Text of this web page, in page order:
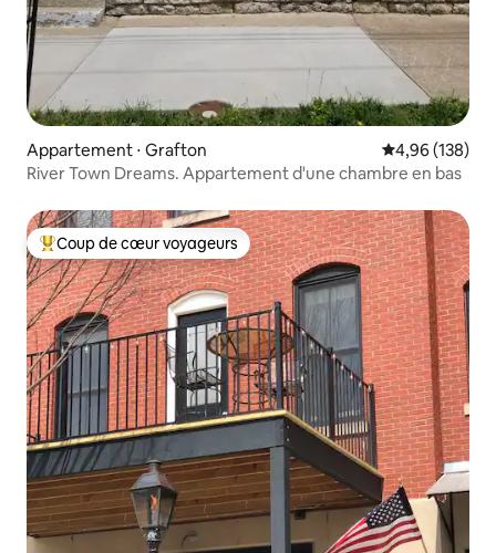
Appartement ⋅ Grafton Évaluation
4,96 (138)
River Town Dreams. Appartement d'une chambre en bas
Coups de cœur voyageurs les plus appréciés
Coup de cœur voyageurs